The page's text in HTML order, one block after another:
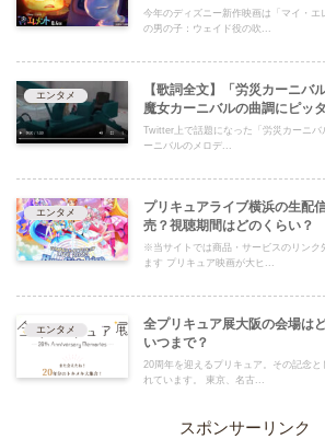
今年のディズニー新作映画は「マイ・
の男の子：ウェイド役の吹...
エンタメ
【歌詞全文】「労災カーニバ
魔女カーニバルの曲調にピッ
Twitter上で話題になった「労災カーニ
ーニバルのメロデ...
エンタメ
プリキュアライブ横浜の生配
売？視聴期間はどのくらい？
※当サイトでは商品・サービスのリンク
ます プリキュア映画が大ヒ...
エンタメ
全プリキュア展大阪の会場は
いつまで？
20周年を迎えるプリキュア。その記念
れています。 東京、名古...
スポンサーリンク